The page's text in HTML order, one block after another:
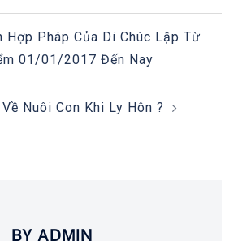
Hợp Pháp Của Di Chúc Lập Từ
01/01/2017 Đến Nay
Nuôi Con Khi Ly Hôn ?
BY ADMIN